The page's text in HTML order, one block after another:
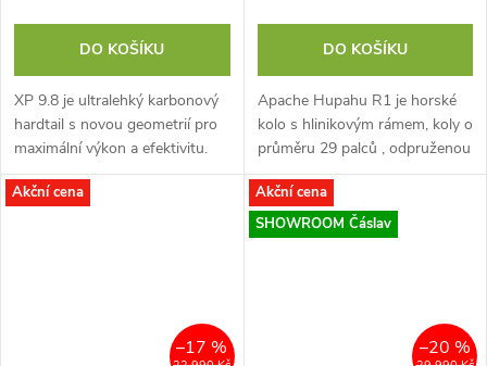
DO KOŠÍKU
XP 9.8 je ultralehký karbonový
hardtail s novou geometrií pro
maximální výkon a efektivitu.
Rám je pevnější, pohodlnější
díky přepracovaným vzpěrám,
DO KOŠÍKU
Apache Hupahu R1 je horské
kolo s hlinikovým rámem, koly o
průměru 29 palců , odpruženou
vzduchovou vidlicí a pohonem
1x12 .
Akční cena
–17 %
Akční cena
SHOWROOM Čáslav
–20 %